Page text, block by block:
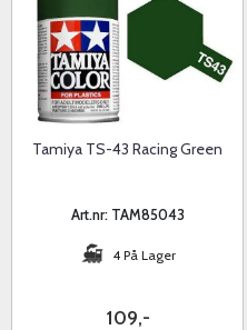
Tamiya TS-43 Racing Green
Art.nr: TAM85043
4 På Lager
109,-